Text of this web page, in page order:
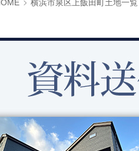
横浜市泉区上飯田町土地一覧